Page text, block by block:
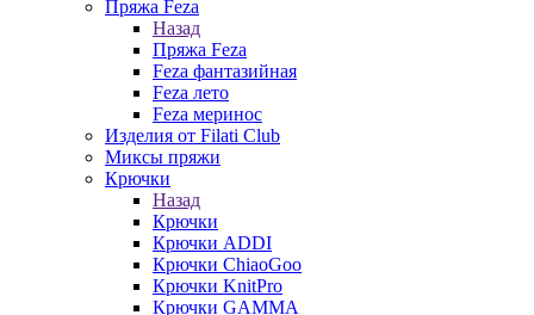
Пряжа Feza
Назад
Пряжа Feza
Feza фантазийная
Feza лето
Feza меринос
Изделия от Filati Club
Миксы пряжи
Крючки
Назад
Крючки
Крючки ADDI
Крючки ChiaoGoo
Крючки KnitPro
Крючки GAMMA